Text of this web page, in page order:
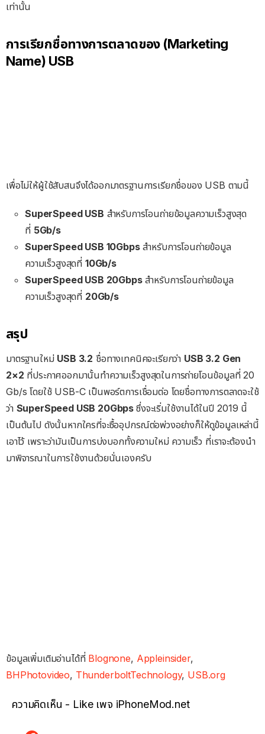
เท่านั้น
การเรียกชื่อทางการตลาดของ (Marketing
Name) USB
เพื่อไม่ให้ผู้ใช้สับสนจึงได้ออกมาตรฐานการเรียกชื่อของ USB ตามนี้
SuperSpeed USB สำหรับการโอนถ่ายข้อมูลความเร็วสูงสุด
ที่ 5Gb/s
SuperSpeed USB 10Gbpsสำหรับการโอนถ่ายข้อมูล
ความเร็วสูงสุดที่ 10Gb/s
SuperSpeed USB 20Gbpsสำหรับการโอนถ่ายข้อมูล
ความเร็วสูงสุดที่ 20Gb/s
สรุป
มาตรฐานใหม่ USB 3.2 ชื่อทางเทคนิคจะเรียกว่า USB 3.2 Gen
2×2 ที่ประกาศออกมานั้นทำความเร็วสูงสุดในการถ่ายโอนข้อมูลที่ 20
Gb/s โดยใช้ USB-C เป็นพอร์ตการเชื่อมต่อ โดยชื่อทางการตลาดจะใช้
ว่า SuperSpeed USB 20Gbpsซึ่งจะเริ่มใช้งานได้ในปี 2019 นี้
เป็นต้นไป ดังนั้นหากใครที่จะซื้ออุปกรณ์ต่อพ่วงอย่างก็ให้ดูข้อมูลเหล่านี้
เอาไว้ เพราะว่ามันเป็นการบ่งบอกทั้งความใหม่ ความเร็ว ที่เราจะต้องนำ
มาพิจารณาในการใช้งานด้วยนั่นเองครับ
ข้อมูลเพิ่มเติมอ่านได้ที่ Blognone, Appleinsider,
BHPhotovideo, ThunderboltTechnology, USB.org
ความคิดเห็น - Like เพจ iPhoneMod.net